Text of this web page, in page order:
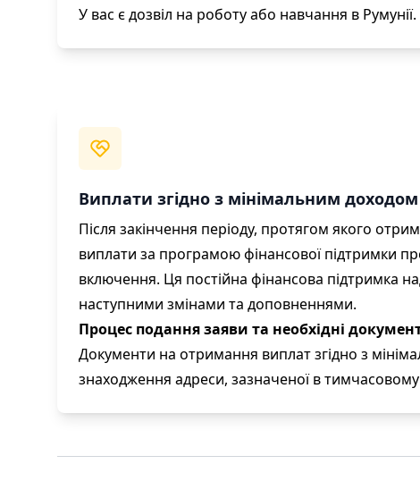
У вас є дозвіл на роботу або навчання в Румунії.
Виплати згідно з мінімальним
Після закінчення періоду, протягом якого
виплати за програмою фінансової підтримки
включення. Ця постійна фінансова підтримка
наступними змінами та доповненнями.
Процес подання заяви та необхідні
Документи на отримання виплат згідно з
знаходження адреси, зазначеної в